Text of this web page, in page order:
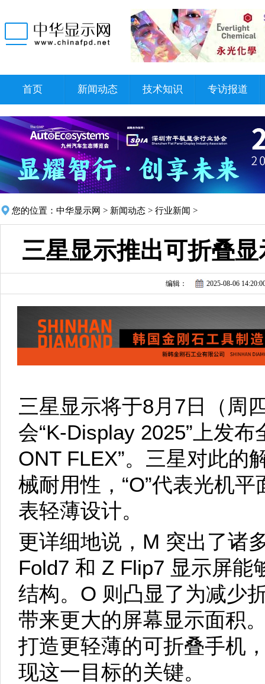
首页 新闻动态 技术知识 专访报道
您的位置： 中华显示网 > 新闻动态 > 行业新闻 >
三星显示推出可折叠
编辑： 2025-08-06
三星显示将于8月7日（周
会“K-Display 2025”上发
ONT FLEX”。三星对此的
械耐用性，“O”代表光机平
表轻薄设计。
更详细地说，M 突出了诸
Fold7 和 Z Flip7 显示屏能
结构。O 则凸显了为减少
带来更大的屏幕显示面积
打造更轻薄的可折叠手机
现这一目标的关键。